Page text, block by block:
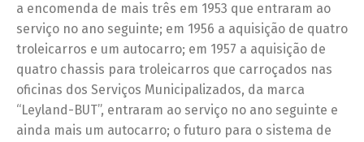
a encomenda de mais três em 1953 que entraram ao
serviço no ano seguinte; em 1956 a aquisição de quatro
troleicarros e um autocarro; em 1957 a aquisição de
quatro chassis para troleicarros que carroçados nas
oficinas dos Serviços Municipalizados, da marca
“Leyland-BUT”, entraram ao serviço no ano seguinte e
ainda mais um autocarro; o futuro para o sistema de